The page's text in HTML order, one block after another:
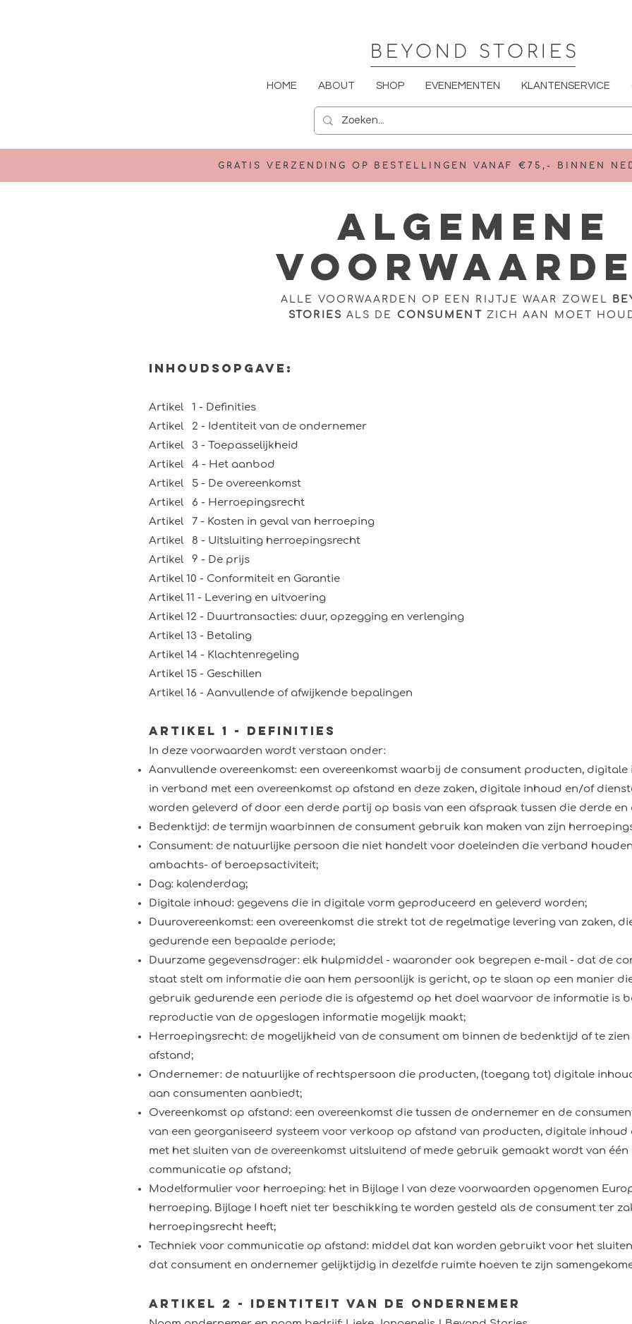
BEYOND STORIES
HOME ABOUT SHOP EVENEMENTEN KLANTENSERVICE
GRATIS VERZENDING OP BESTELLINGEN VANAF €75,- BINNEN
Algemene
ALLE VOORWAARDEN OP EEN RIJTJE WAAR ZOWEL
STORIES ALS DE CONSUMENT ZICH AAN MOET
Inhoudsopgave:
Artikel 1 - Definities
Artikel 2 - Identiteit van de ondernemer
Artikel 3 - Toepasselijkheid
Artikel 4 - Het aanbod
Artikel 5 - De overeenkomst
Artikel 6 - Herroepingsrecht
Artikel 7 - Kosten in geval van herroeping
Artikel 8 - Uitsluiting herroepingsrecht
Artikel 9 - De prijs
Artikel 10 - Conformiteit en Garantie
Artikel 11 - Levering en uitvoering
Artikel 12 - Duurtransacties: duur, opzegging en verlenging
Artikel 13 - Betaling
Artikel 14 - Klachtenregeling
Artikel 15 - Geschillen
Artikel 16 - Aanvullende of afwijkende bepalingen
Artikel 1 - Definities
In deze voorwaarden wordt verstaan onder:
Aanvullende overeenkomst: een overeenkomst waarbij de consument producten,
in verband met een overeenkomst op afstand en deze zaken, digitale inhoud en/of
worden geleverd of door een derde partij op basis van een afspraak tussen die derde en
Bedenktijd: de termijn waarbinnen de consument gebruik kan maken van zijn
Consument: de natuurlijke persoon die niet handelt voor doeleinden die verband
ambachts- of beroepsactiviteit;
Dag: kalenderdag;
Digitale inhoud: gegevens die in digitale vorm geproduceerd en geleverd worden;
Duurovereenkomst: een overeenkomst die strekt tot de regelmatige levering van zaken,
gedurende een bepaalde periode;
Duurzame gegevensdrager: elk hulpmiddel - waaronder ook begrepen e-mail - dat de
staat stelt om informatie die aan hem persoonlijk is gericht, op te slaan op een manier
gebruik gedurende een periode die is afgestemd op het doel waarvoor de informatie is
reproductie van de opgeslagen informatie mogelijk maakt;
Herroepingsrecht: de mogelijkheid van de consument om binnen de bedenktijd af te
afstand;
Ondernemer: de natuurlijke of rechtspersoon die producten, (toegang tot) digitale
aan consumenten aanbiedt;
Overeenkomst op afstand: een overeenkomst die tussen de ondernemer en de
van een georganiseerd systeem voor verkoop op afstand van producten, digitale
met het sluiten van de overeenkomst uitsluitend of mede gebruik gemaakt wordt van
communicatie op afstand;
Modelformulier voor herroeping: het in Bijlage I van deze voorwaarden opgenomen
herroeping. Bijlage I hoeft niet ter beschikking te worden gesteld als de consument ter
herroepingsrecht heeft;
Techniek voor communicatie op afstand: middel dat kan worden gebruikt voor het
dat consument en ondernemer gelijktijdig in dezelfde ruimte hoeven te zijn
Artikel 2 - Identiteit van de ondernemer